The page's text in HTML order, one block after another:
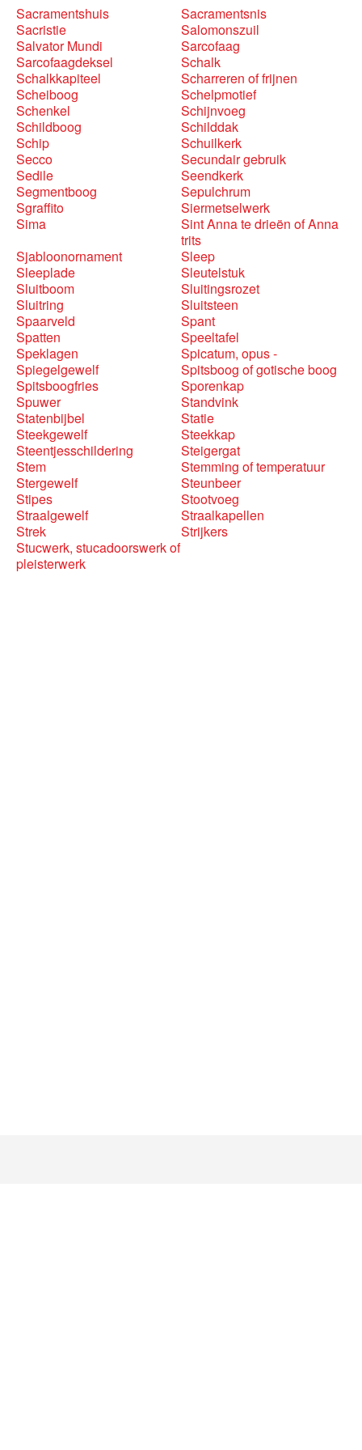
Sacramentshuis
Sacramentsnis
Sacristie
Salomonszuil
Salvator Mundi
Sarcofaag
Sarcofaagdeksel
Schalk
Schalkkapiteel
Scharreren of frijnen
Scheiboog
Schelpmotief
Schenkel
Schijnvoeg
Schildboog
Schilddak
Schip
Schuilkerk
Secco
Secundair gebruik
Sedile
Seendkerk
Segmentboog
Sepulchrum
Sgraffito
Siermetselwerk
Sima
Sint Anna te drieën of Anna
trits
Sjabloonornament
Sleep
Sleeplade
Sleutelstuk
Sluitboom
Sluitingsrozet
Sluitring
Sluitsteen
Spaarveld
Spant
Spatten
Speeltafel
Speklagen
Spicatum, opus -
Spiegelgewelf
Spitsboog of gotische boog
Spitsboogfries
Sporenkap
Spuwer
Standvink
Statenbijbel
Statie
Steekgewelf
Steekkap
Steentjesschildering
Steigergat
Stem
Stemming of temperatuur
Stergewelf
Steunbeer
Stipes
Stootvoeg
Straalgewelf
Straalkapellen
Strek
Strijkers
Stucwerk, stucadoorswerk of
pleisterwerk